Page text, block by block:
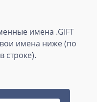
имена .GIFT
имена ниже (по
строке).